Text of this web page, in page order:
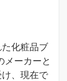
化粧品ブ
メーカーと
、現在で